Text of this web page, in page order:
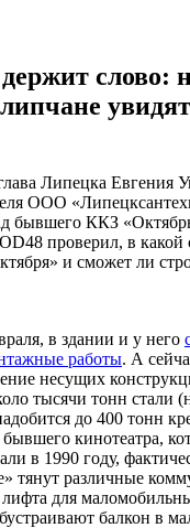
слово:
Липецка Евгения
ООО
бывшего ККЗ
проверил, в какой
и сможет ли
в здании и у него
работы. А
несущих
тысячи тонн стали
до 400 тонн
бывшего кинотеатра,
в 1990 году,
тянут различные
для
балкон в